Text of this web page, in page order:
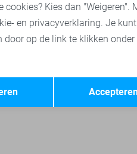
Opslaan
Kies dan "Weigeren".
en privacyverklaring. Je
op de link te klikken onder